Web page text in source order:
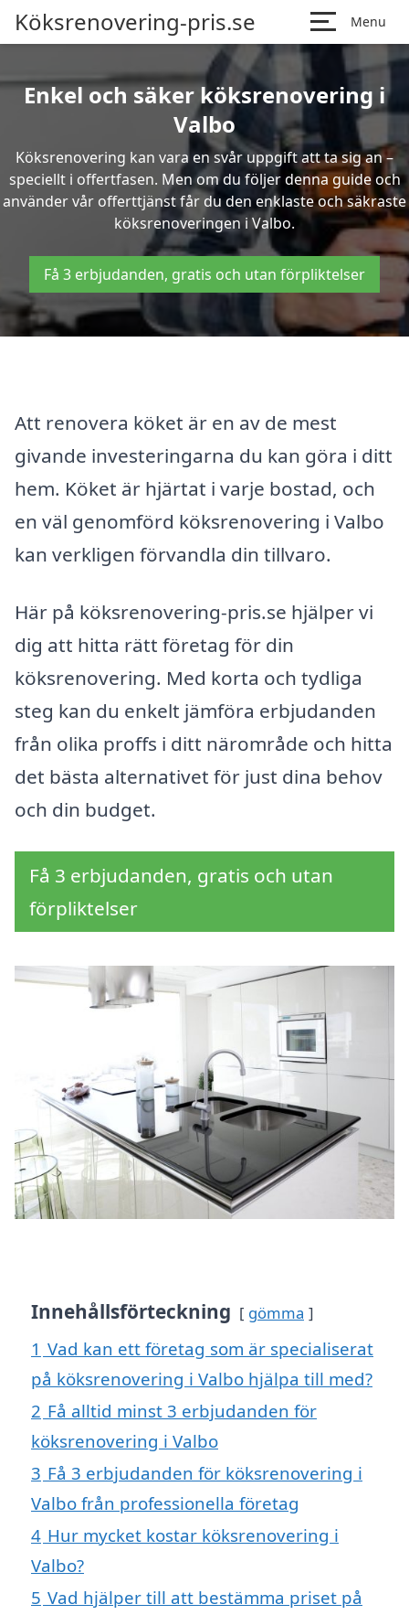
Köksrenovering-pris.se Menu
Enkel och säker köksrenovering i
Valbo
Köksrenovering kan vara en svår uppgift att ta sig an –
speciellt i offertfasen. Men om du följer denna guide och
använder vår offerttjänst får du den enklaste och säkraste
köksrenoveringen i Valbo.
Få 3 erbjudanden, gratis och utan förpliktelser
Att renovera köket är en av de mest
givande investeringarna du kan göra i ditt
hem. Köket är hjärtat i varje bostad, och
en väl genomförd köksrenovering i Valbo
kan verkligen förvandla din tillvaro.
Här på köksrenovering-pris.se hjälper vi
dig att hitta rätt företag för din
köksrenovering. Med korta och tydliga
steg kan du enkelt jämföra erbjudanden
från olika proffs i ditt närområde och hitta
det bästa alternativet för just dina behov
och din budget.
Få 3 erbjudanden, gratis och utan
förpliktelser
Innehållsförteckning gömma
1 Vad kan ett företag som är specialiserat
på köksrenovering i Valbo hjälpa till med?
2 Få alltid minst 3 erbjudanden för
köksrenovering i Valbo
3 Få 3 erbjudanden för köksrenovering i
Valbo från professionella företag
4 Hur mycket kostar köksrenovering i
Valbo?
5 Vad hjälper till att bestämma priset på